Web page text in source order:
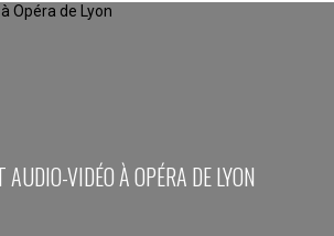
AUDIO-VIDÉO À OPÉRA DE LYON